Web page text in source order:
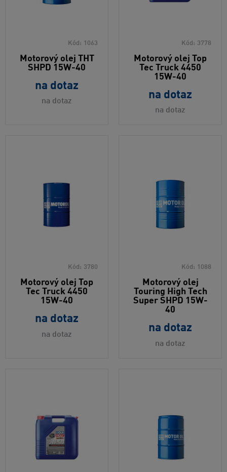
Kód: 1063
Motorový olej THT
SHPD 15W-40
na dotaz
na dotaz
Kód: 3778
Motorový olej Top
Tec Truck 4450
15W-40
na dotaz
na dotaz
Kód: 3780
Motorový olej Top
Tec Truck 4450
15W-40
na dotaz
na dotaz
Kód: 1088
Motorový olej
Touring High Tech
Super SHPD 15W-
40
na dotaz
na dotaz